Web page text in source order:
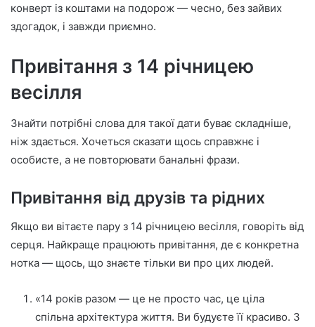
конверт із коштами на подорож — чесно, без зайвих
здогадок, і завжди приємно.
Привітання з 14 річницею
весілля
Знайти потрібні слова для такої дати буває складніше,
ніж здається. Хочеться сказати щось справжнє і
особисте, а не повторювати банальні фрази.
Привітання від друзів та рідних
Якщо ви вітаєте пару з 14 річницею весілля, говоріть від
серця. Найкраще працюють привітання, де є конкретна
нотка — щось, що знаєте тільки ви про цих людей.
«14 років разом — це не просто час, це ціла
спільна архітектура життя. Ви будуєте її красиво. З